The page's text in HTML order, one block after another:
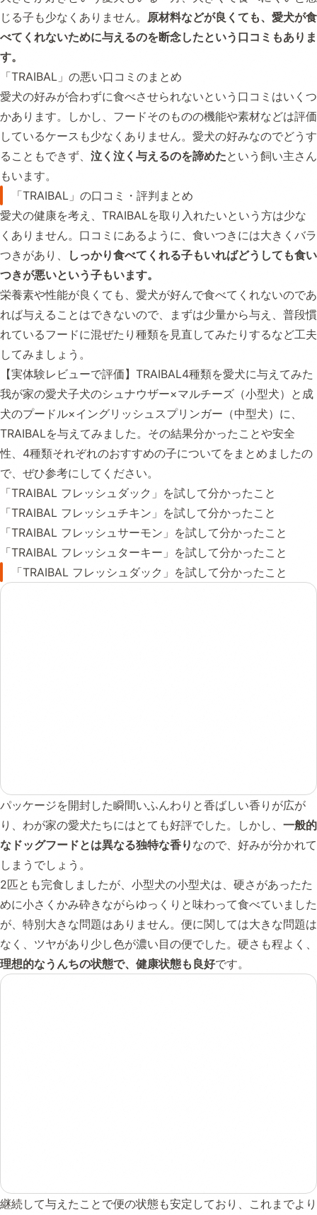
じる子も少なくありません。 原材料などが良くても、愛犬が食
べてくれないために与えるのを断念したという口コミもありま
す。
「TRAIBAL」の悪い口コミのまとめ
愛犬の好みが合わずに食べさせられないという口コミはいくつ
かあります。しかし、フードそのものの機能や素材などは評価
しているケースも少なくありません。愛犬の好みなのでどうす
ることもできず、 泣く泣く与えるのを諦めたという飼い主さん
もいます。
「TRAIBAL」の口コミ・評判まとめ
愛犬の健康を考え、TRAIBALを取り入れたいという方は少な
くありません。口コミにあるように、食いつきには大きくバラ
つきがあり、
しっかり食べてくれる子もいればどうしても食い
つきが悪いという子もいます。
栄養素や性能が良くても、愛犬が好んで食べてくれないのであ
れば与えることはできないので、まずは少量から与え、普段慣
れているフードに混ぜたり種類を見直してみたりするなど工夫
してみましょう。
【実体験レビューで評価】TRAIBAL4種類を愛犬に与えてみた
我が家の愛犬子犬のシュナウザー×マルチーズ（小型犬）と成
犬のプードル×イングリッシュスプリンガー（中型犬）に、
TRAIBALを与えてみました。その結果分かったことや安全
性、4種類それぞれのおすすめの子についてをまとめましたの
で、ぜひ参考にしてください。
「TRAIBAL フレッシュダック」を試して分かったこと
「TRAIBAL フレッシュチキン」を試して分かったこと
「TRAIBAL フレッシュサーモン」を試して分かったこと
「TRAIBAL フレッシュターキー」を試して分かったこと
「TRAIBAL フレッシュダック」を試して分かったこと
パッケージを開封した瞬間いふんわりと香ばしい香りが広が
り、わが家の愛犬たちにはとても好評でした。しかし、 一般的
なドッグフードとは異なる独特な香り なので、好みが分かれて
しまうでしょう。
2匹とも完食しましたが、小型犬の小型犬は、硬さがあったた
めに小さくかみ砕きながらゆっくりと味わって食べていました
が、特別大きな問題はありません。便に関しては大きな問題は
なく、ツヤがあり少し色が濃い目の便でした。硬さも程よく、
理想的なうんちの状態で、健康状態も良好です。
継続して与えたことで便の状態も安定しており、これまでより